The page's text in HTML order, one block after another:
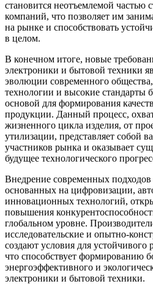
становится неотъемлемой частью
компаний, что позволяет им
на рынке и способствовать
в целом.
В конечном итоге, новые
электроники и бытовой техники
эволюции современного
технологии и высокие стандарты
основой для формирования
продукции. Данный процесс,
жизненного цикла изделия, от
утилизации, представляет собой
участников рынка и оказывает
будущее технологического
Внедрение современных
основанных на цифровизации,
инновационных технологий,
повышения
глобальном уровне.
исследовательские и опытно-
создают условия для устойчивого
что способствует формированию
энергоэффективного и
электроники и бытовой техники.